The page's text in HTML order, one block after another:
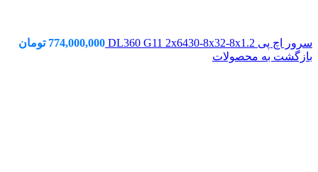
سرور اچ پی DL360 G11 2x6430-8x32-8x1.2 774,000,000 تومان
بازگشت به محصولات